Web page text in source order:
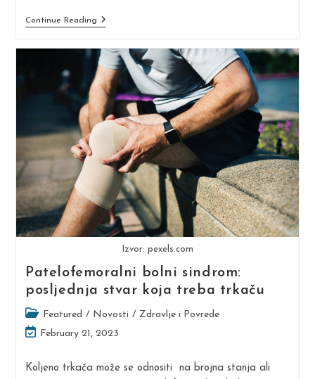
Continue Reading5
Kod
Trkača
Izvor: pexels.com
Patelofemoralni bolni sindrom:
posljednja stvar koja treba trkaču
Post
category:
Featured / Novosti / Zdravlje i Povrede
Post
modified:
February 21, 2023
Koljeno trkača može se odnositi na brojna stanja ali